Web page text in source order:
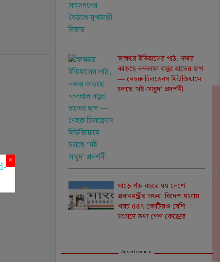
স্বাক্ষরে ইতিহাসের পাঠ, নজর
কাড়ছে নন্দলাল বসুর হাতের ছাপ
— নেহরু চিলড্রেনস মিউজিয়ামে
চলছে ‘সই-সাবুদ’ প্রদর্শনী
সাড়ে পাঁচ বছরে ৭৭ দেশে
প্রধানমন্ত্রীর সফর, বিদেশ যাত্রায়
খরচ ৫৫৭ কোটিরও বেশি ।
সংসদে তথ্য পেশ কেন্দ্রের
Advertisement
×